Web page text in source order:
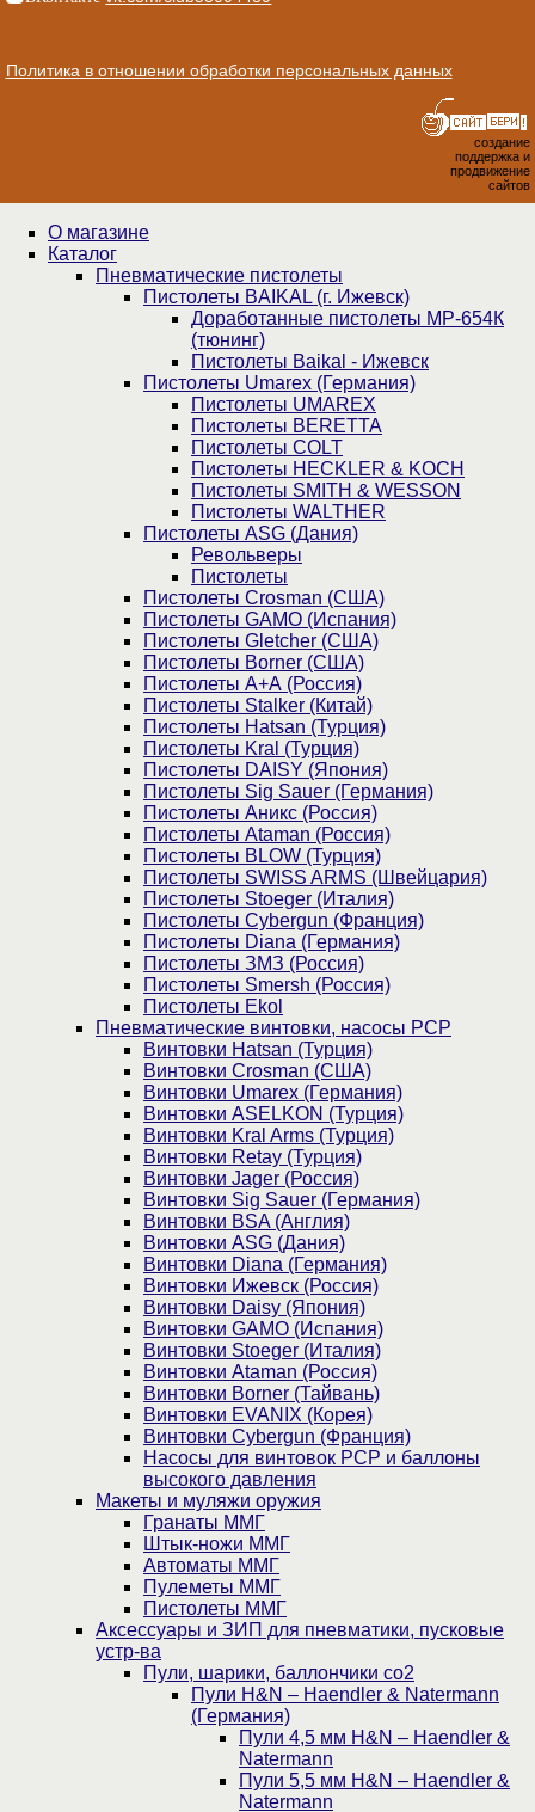
Политика в отношении обработки персональных данных
создание
поддержка и
продвижение
сайтов
О магазине
Каталог
Пнев­ма­ти­чес­кие пистолеты
Пистолеты BAIKAL (г. Ижевск)
Доработанные пистолеты МР-654К
(тюнинг)
Пистолеты Baikal - Ижевск
Пистолеты Umarex (Германия)
Пистолеты UMAREX
Пистолеты BERETTA
Пистолеты COLT
Пистолеты HECKLER & KOCH
Пистолеты SMITH & WESSON
Пистолеты WALTHER
Пистолеты ASG (Дания)
Револьверы
Пистолеты
Пистолеты Crosman (США)
Пистолеты GAMO (Испания)
Пистолеты Gletcher (США)
Пистолеты Borner (США)
Пистолеты А+А (Россия)
Пистолеты Stalker (Китай)
Пистолеты Hatsan (Турция)
Пистолеты Kral (Турция)
Пистолеты DAISY (Япония)
Пистолеты Sig Sauer (Германия)
Пистолеты Аникс (Россия)
Пистолеты Ataman (Россия)
Пистолеты BLOW (Турция)
Пистолеты SWISS ARMS (Швейцария)
Пистолеты Stoeger (Италия)
Пистолеты Cybergun (Франция)
Пистолеты Diana (Германия)
Пистолеты ЗМЗ (Россия)
Пистолеты Smersh (Россия)
Пистолеты Ekol
Пневматические винтовки, насосы PCP
Винтовки Hatsan (Турция)
Винтовки Crosman (США)
Винтовки Umarex (Германия)
Винтовки ASELKON (Турция)
Винтовки Kral Arms (Турция)
Винтовки Retay (Турция)
Винтовки Jager (Россия)
Винтовки Sig Sauer (Германия)
Винтовки BSA (Англия)
Винтовки ASG (Дания)
Винтовки Diana (Германия)
Винтовки Ижевск (Россия)
Винтовки Daisy (Япония)
Винтовки GAMO (Испания)
Винтовки Stoeger (Италия)
Винтовки Ataman (Россия)
Винтовки Borner (Тайвань)
Винтовки EVANIX (Корея)
Винтовки Cybergun (Франция)
Насосы для винтовок PCP и баллоны
высокого давления
Макеты и муляжи оружия
Гранаты ММГ
Штык-ножи ММГ
Автоматы ММГ
Пулеметы ММГ
Пистолеты ММГ
Аксессуары и ЗИП для пневматики, пусковые
устр-ва
Пули, шарики, баллончики со2
Пули H&N – Haendler & Natermann
(Германия)
Пули 4,5 мм H&N – Haendler &
Natermann
Пули 5,5 мм H&N – Haendler &
Natermann